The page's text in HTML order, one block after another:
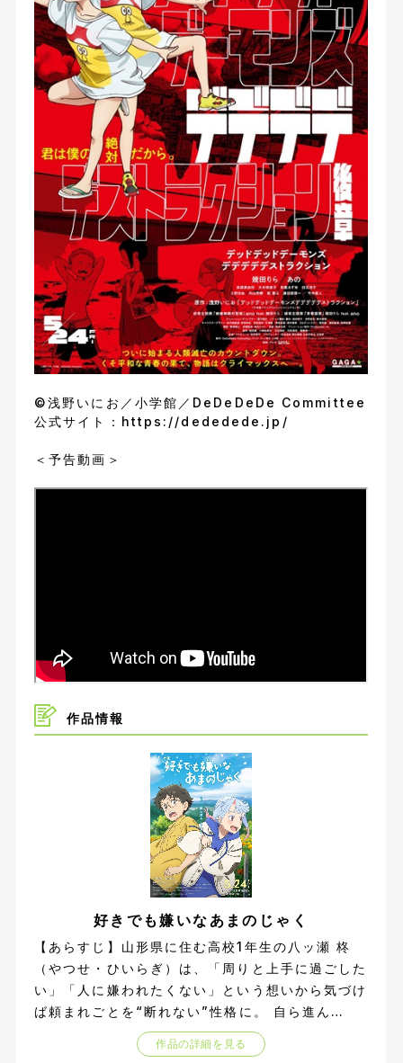
ト他参照】
©浅野いにお／小学館／DeDeDeDe Committee
公式サイト： https://dededede.jp/
＜予告動画＞
作品情報
好きでも嫌いなあまのじゃく
【あらすじ】山形県に住む高校1年生の八ッ瀬 柊
（やつせ・ひいらぎ）は、「周りと上手に過ごした
い」「人に嫌われたくない」という想いから気づけ
ば頼まれごとを“断れない”性格に。 自ら進ん
で“誰かのために”を一生懸命にやってみるも、何
かが上手くはいかず、親友と呼べる友だちもいな
作品の詳細を見る